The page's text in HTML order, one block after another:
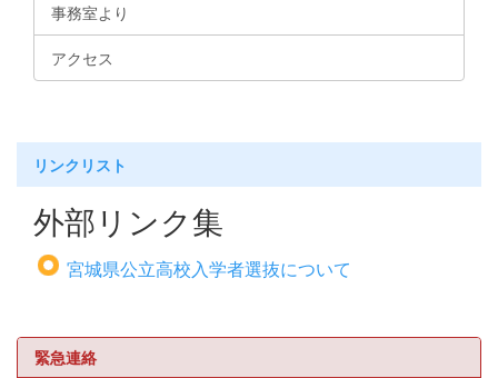
事務室より
アクセス
リンクリスト
外部リンク集
宮城県公立高校入学者選抜について
緊急連絡